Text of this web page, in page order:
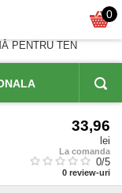
0
PENTRU TEN
33,96
lei
La comanda
0/5
0 review-uri